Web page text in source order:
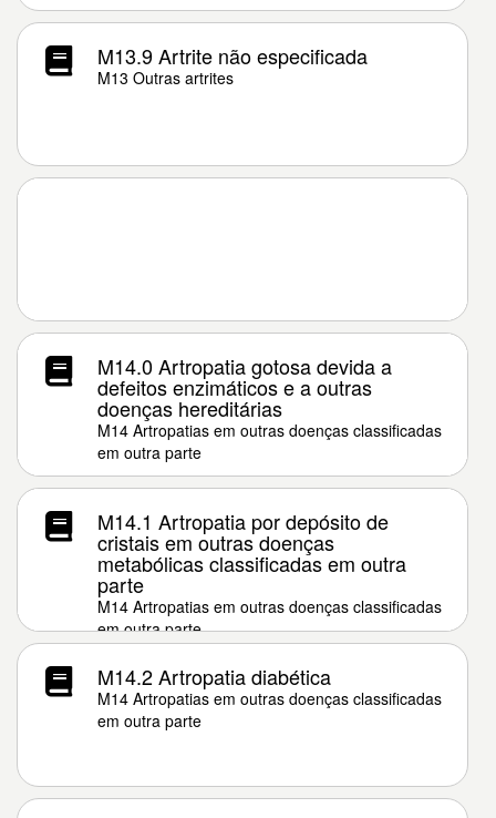
M13.9 Artrite não especificada
M13 Outras artrites
M14.0 Artropatia gotosa devida a
defeitos enzimáticos e a outras
doenças hereditárias
M14 Artropatias em outras doenças classificadas
em outra parte
M14.1 Artropatia por depósito de
cristais em outras doenças
metabólicas classificadas em outra
parte
M14 Artropatias em outras doenças classificadas
em outra parte
M14.2 Artropatia diabética
M14 Artropatias em outras doenças classificadas
em outra parte